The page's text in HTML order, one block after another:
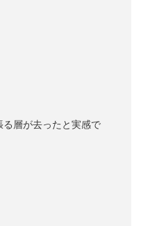
層が去ったと実感で